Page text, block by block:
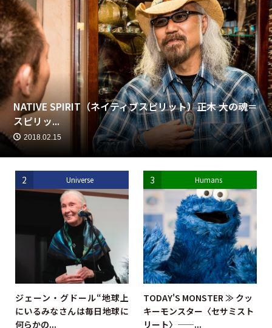
NATIVE SPIRIT（ネイティブスピリット）正木 大の魂＝
スピリッ...
2018.02.15
2 Universe
ジェーン・グドール“地球上
にいるみなさんは毎日地球に
何らかの...
3 Humans
TODAY'S MONSTER ≫ クッ
キーモンスター〈セサミスト
リート〉——...